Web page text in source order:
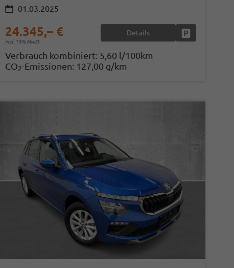
01.03.2025
24.345,– €
incl. 19% MwSt.
Details
Verbrauch kombiniert: 5,60 l/100km
CO2-Emissionen: 127,00 g/km